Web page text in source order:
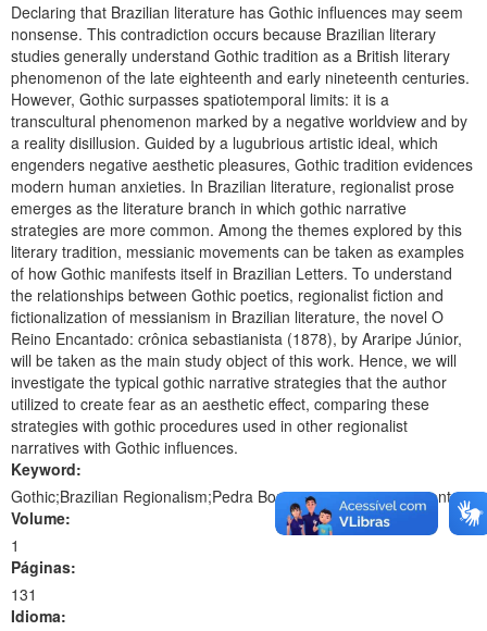
Declaring that Brazilian literature has Gothic influences may seem
nonsense. This contradiction occurs because Brazilian literary
studies generally understand Gothic tradition as a British literary
phenomenon of the late eighteenth and early nineteenth centuries.
However, Gothic surpasses spatiotemporal limits: it is a
transcultural phenomenon marked by a negative worldview and by
a reality disillusion. Guided by a lugubrious artistic ideal, which
engenders negative aesthetic pleasures, Gothic tradition evidences
modern human anxieties. In Brazilian literature, regionalist prose
emerges as the literature branch in which gothic narrative
strategies are more common. Among the themes explored by this
literary tradition, messianic movements can be taken as examples
of how Gothic manifests itself in Brazilian Letters. To understand
the relationships between Gothic poetics, regionalist fiction and
fictionalization of messianism in Brazilian literature, the novel O
Reino Encantado: crônica sebastianista (1878), by Araripe Júnior,
will be taken as the main study object of this work. Hence, we will
investigate the typical gothic narrative strategies that the author
utilized to create fear as an aesthetic effect, comparing these
strategies with gothic procedures used in other regionalist
narratives with Gothic influences.
Keyword:
Gothic;Brazilian Regionalism;Pedra Bonita messianic movement.
Volume:
1
Páginas:
131
Idioma: